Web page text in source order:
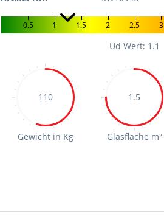
0.5 1 1.5 2 2.5 3
Ud Wert: 1.1
110
Gewicht in Kg
1.5
Glasfläche m²